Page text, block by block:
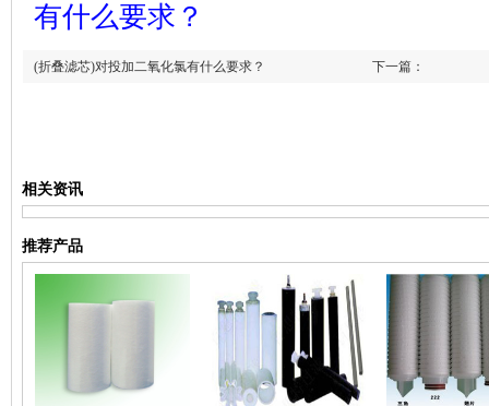
有什么要求？
下一篇：
(折叠滤芯)对投加二氧化氯有什么要求？
相关资讯
推荐产品